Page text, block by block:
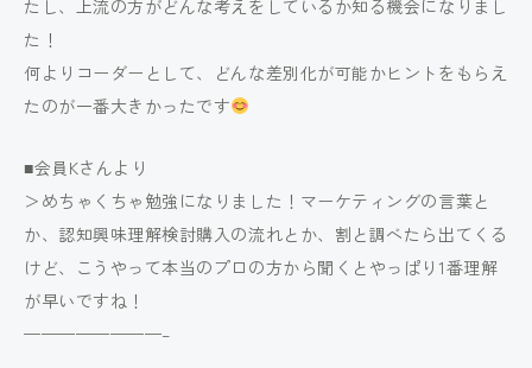
たし、上流の方がどんな考えをしているか知る機会になりまし
た！
何よりコーダーとして、どんな差別化が可能かヒントをもらえ
たのが一番大きかったです
■会員Kさんより
＞めちゃくちゃ勉強になりました！マーケティングの言葉と
か、認知興味理解検討購入の流れとか、割と調べたら出てくる
けど、こうやって本当のプロの方から聞くとやっぱり1番理解
が早いですね！
————————–